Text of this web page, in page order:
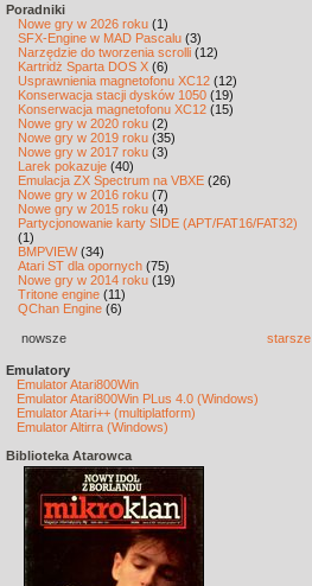
Poradniki
Nowe gry w 2026 roku (1)
SFX-Engine w MAD Pascalu (3)
Narzędzie do tworzenia scrolli (12)
Kartridż Sparta DOS X (6)
Usprawnienia magnetofonu XC12 (12)
Konserwacja stacji dysków 1050 (19)
Konserwacja magnetofonu XC12 (15)
Nowe gry w 2020 roku (2)
Nowe gry w 2019 roku (35)
Nowe gry w 2017 roku (3)
Larek pokazuje (40)
Emulacja ZX Spectrum na VBXE (26)
Nowe gry w 2016 roku (7)
Nowe gry w 2015 roku (4)
Partycjonowanie karty SIDE (APT/FAT16/FAT32)
(1)
BMPVIEW(34)
Atari ST dla opornych (75)
Nowe gry w 2014 roku (19)
Tritone engine (11)
QChan Engine (6)
nowsze starsze
Emulatory
Emulator Atari800Win
Emulator Atari800Win PLus 4.0 (Windows)
Emulator Atari++ (multiplatform)
Emulator Altirra (Windows)
Biblioteka Atarowca